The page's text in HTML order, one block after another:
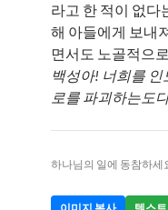
라고 한 적이 없다
해 아들에게 보내
면서도 노골적으
백성아! 너희를
로를 파괴하는도
하나님의 일에 동참하세